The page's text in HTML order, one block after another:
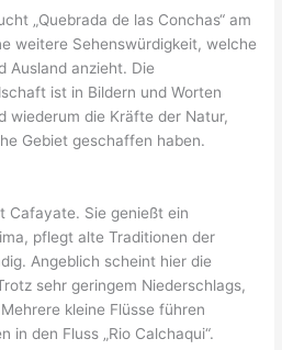
„Quebrada de las Conchas“ am
weitere Sehenswürdigkeit, welche
Ausland anzieht. Die
ist in Bildern und Worten
wiederum die Kräfte der Natur,
Gebiet geschaffen haben.
Cafayate. Sie genießt ein
pflegt alte Traditionen der
Angeblich scheint hier die
sehr geringem Niederschlags,
kleine Flüsse führen
in den Fluss „Rio Calchaqui“.